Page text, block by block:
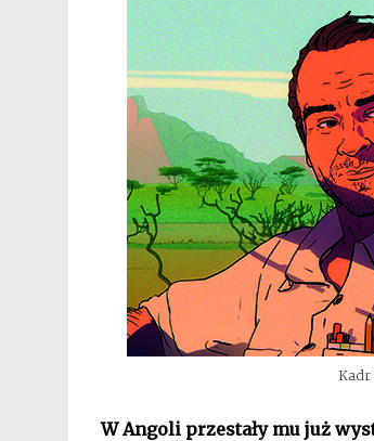
Kadr
W Angoli przestały mu już